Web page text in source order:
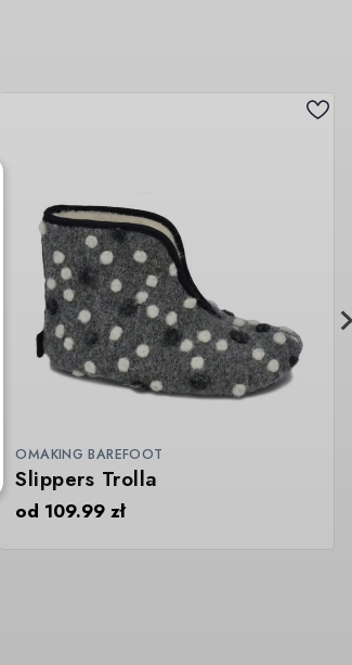
OMAKING BAREFOOT
Slippers Trolla
od 109.99zł